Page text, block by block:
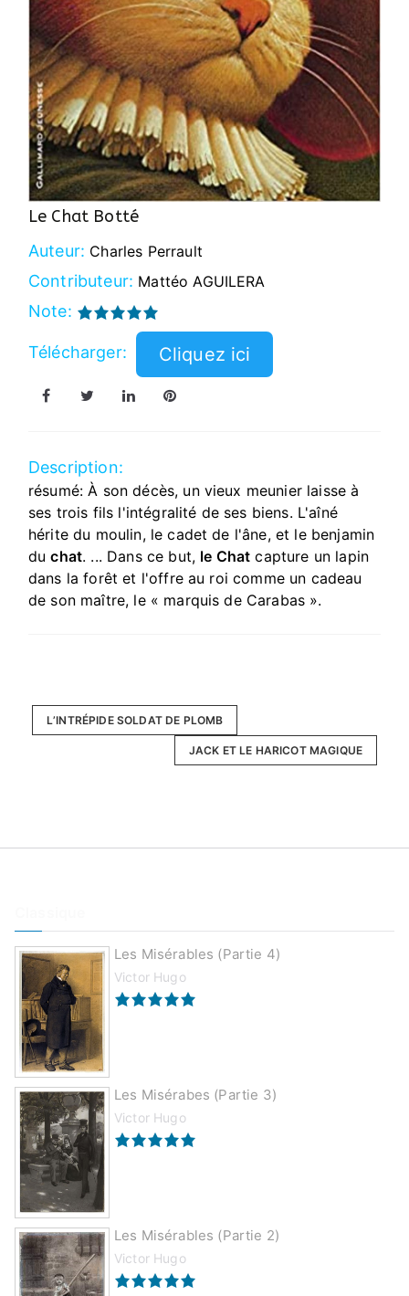
Le Chat Botté
Auteur: Charles Perrault
Contributeur: Mattéo AGUILERA
Note:
Télécharger:
Description:
résumé: À son décès, un vieux meunier laisse à
ses trois fils l'intégralité de ses biens. L'aîné
hérite du moulin, le cadet de l'âne, et le benjamin
duchat. ... Dans ce but, le Chat capture un lapin
dans la forêt et l'offre au roi comme un cadeau
de son maître, le « marquis de Carabas ».
L’INTRÉPIDE SOLDAT DE PLOMB
JACK ET LE HARICOT MAGIQUE
Les Misérables (partie 4)
Victor Hugo
Les Misérabes (partie 3)
Victor Hugo
Les Misérables (partie 2)
Victor Hugo